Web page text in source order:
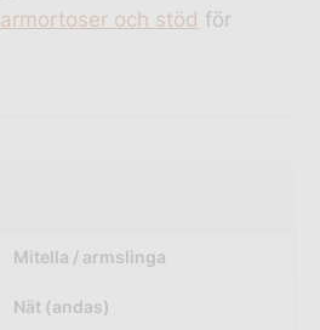
armortoser och stöd för
Mitella / armslinga
Nät (andas)